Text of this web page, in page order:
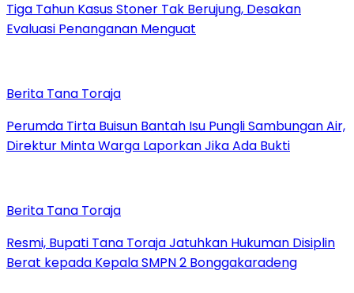
Tiga Tahun Kasus Stoner Tak Berujung, Desakan
Evaluasi Penanganan Menguat
Berita Tana Toraja
Perumda Tirta Buisun Bantah Isu Pungli Sambungan Air,
Direktur Minta Warga Laporkan Jika Ada Bukti
Berita Tana Toraja
Resmi, Bupati Tana Toraja Jatuhkan Hukuman Disiplin
Berat kepada Kepala SMPN 2 Bonggakaradeng